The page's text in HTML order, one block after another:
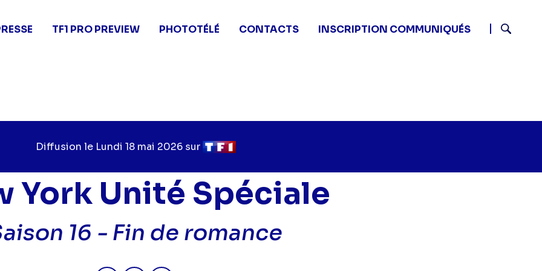
TF1 PRO PREVIEW PHOTOTÉLÉ CONTACTS
INSCRIPTION COMMUNIQUÉS
Diffusion le Jour
diffusion
Lundi 18 mai 2026surChaîne
diffusion
York Unité Spéciale
16 - Fin de romance